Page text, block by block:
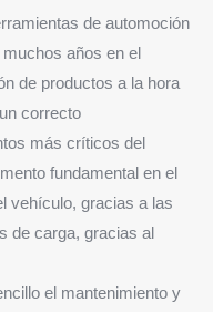
de automoción
años en el
de productos a la hora
correcto
más críticos del
fundamental en el
vehículo, gracias a las
de carga, gracias al
el mantenimiento y